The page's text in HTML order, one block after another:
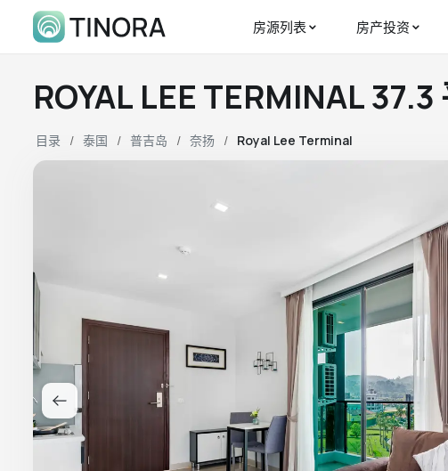
房源列表 房产投资
ROYAL LEE TERMINAL
目录 泰国 普吉岛 奈扬 Royal Lee Terminal